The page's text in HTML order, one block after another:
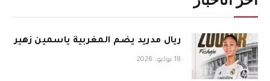
ريال مدريد يضم المغربية ياسمين زهير
18 يوليو، 2026